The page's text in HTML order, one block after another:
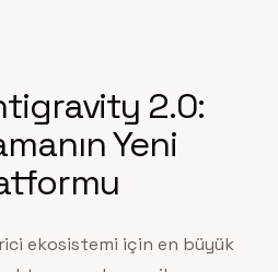
2.0:
Yeni
ekosistemi için en büyük